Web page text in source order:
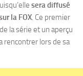
sera diffusé
la FOX. Ce premier
la série et un aperçu
rencontrer lors de sa